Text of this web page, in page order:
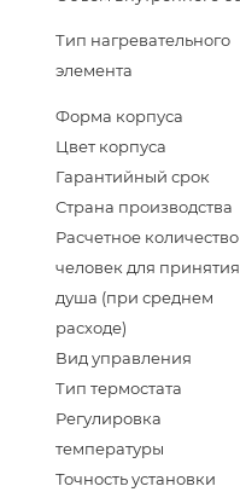
Тип нагревательного
элемента
Форма корпуса
Цвет корпуса
Гарантийный срок
Страна производства
Расчетное количество
человек для принятия
душа (при среднем
расходе)
Вид управления
Тип термостата
Регулировка
температуры
Точность установки